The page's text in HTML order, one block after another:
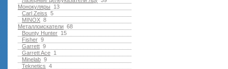
13
Монокуляры
5
Carl Zeiss
8
MINOX
68
Металлоискатели
15
Bounty Hunter
9
Fisher
9
Garrett
1
Garrett Ace
9
Minelab
4
Teknetics